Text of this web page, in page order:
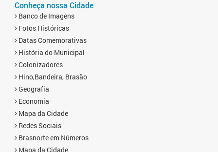
Conheça nossa Cidade
Banco de Imagens
Fotos Históricas
Datas Comemorativas
História do Municipal
Colonizadores
Hino,Bandeira, Brasão
Geografia
Economia
Mapa da Cidade
Redes Sociais
Brasnorte em Números
Mapa da Cidade